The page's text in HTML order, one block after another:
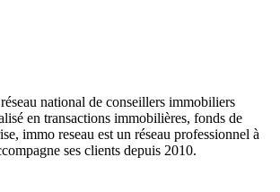
national de conseillers immobiliers
en transactions immobilières, fonds de
immo reseau est un réseau professionnel à
ses clients depuis 2010.